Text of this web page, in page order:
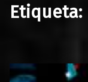
Etiqueta: